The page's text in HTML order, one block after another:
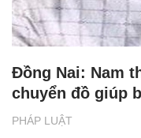
PHÁP LUẬT
Đồng Nai: Nam
chuyển đồ giúp